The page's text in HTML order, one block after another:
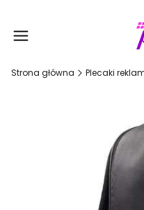
Strona główna Plecaki